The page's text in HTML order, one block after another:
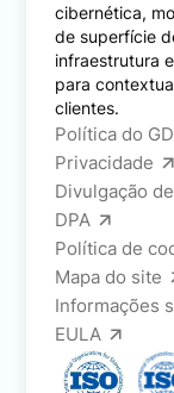
cibernética,
de superfície
infraestrutura
para
clientes.
Política do
Privacidade
Divulgação
DPA
Política de
Mapa do site
Informações
EULA